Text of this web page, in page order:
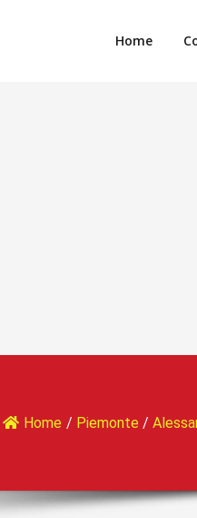
Home
Home / Piemonte /